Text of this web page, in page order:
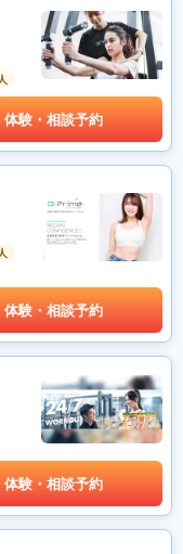
体験・相談予約
体験・相談予約
体験・相談予約